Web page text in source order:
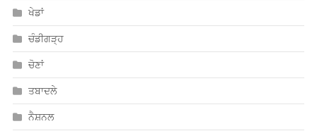
ਖੇਡਾਂ
ਚੰਡੀਗੜ੍ਹ
ਚੋਣਾਂ
ਤਬਾਦਲੇ
ਨੈਸ਼ਨਲ